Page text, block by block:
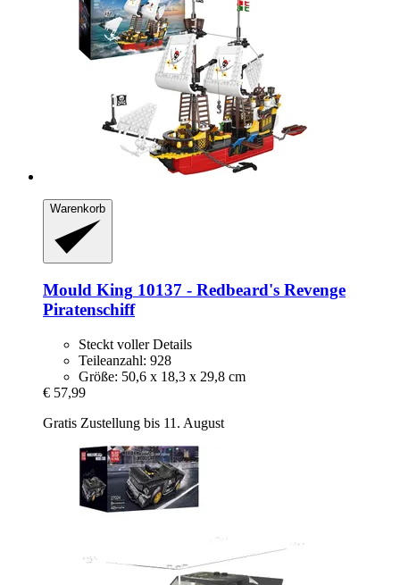
Warenkorb
Mould King 10137 -​ Redbeard's Revenge
Piratenschiff
Steckt voller Details
Teileanzahl: 928
Größe: 50,6 x 18,3 x 29,8 cm
€ 57,99
Gratis Zustellung bis 11. August